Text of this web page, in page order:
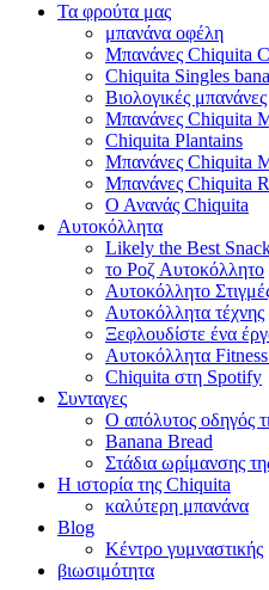
Τα φρούτα μας
μπανάνα οφέλη
Μπανάνες Chiquita
Chiquita Singles
Βιολογικές
Μπανάνες Chiquita
Chiquita Plantains
Μπανάνες Chiquita
Μπανάνες Chiquita
Ο Ανανάς Chiquita
Αυτοκόλλητα
Likely the Best
το Ροζ Αυτοκόλλητο
Αυτοκόλλητο
Αυτοκόλλητα τέχνης
Ξεφλουδίστε ένα
Αυτοκόλλητα
Chiquita στη Spotify
Συνταγες
Ο απόλυτος οδηγός
Banana Bread
Στάδια ωρίμανσης
Η ιστορία της Chiquita
καλύτερη μπανάνα
Blog
Κέντρο γυμναστικής
βιωσιμότητα